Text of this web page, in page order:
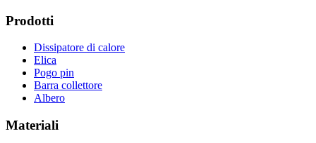
Prodotti
Dissipatore di calore
Elica
Pogo pin
Barra collettore
Albero
Materiali